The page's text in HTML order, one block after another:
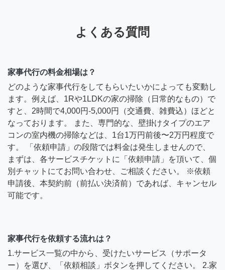
よくある質問
家事代行の料金相場は？
どのような家事代行をしてもらいたいかによっても変動し
ます。例えば、1Rや1LDKの家の掃除（日常的なもの）で
すと、2時間で4,000円-5,000円（交通費、雑費込）ほどと
なっております。 また、専門的な、壁掛けタイプのエア
コンの室内機の掃除などは、1台1万円前後〜2万円程度で
す。 「依頼申請」の段階では料金は発生しませんので、
まずは、各サービスチケットに「依頼申請」を頂いて、個
別チャットにてお問い合わせ、ご相談ください。 ※依頼
申請後、本契約前（前払い決済前）であれば、キャンセル
可能です。
家事代行を依頼する流れは？
1.サービス一覧の中から、受けたいサービス（サポータ
ー）を選び、「依頼相談」ボタンを押してください。 2.家